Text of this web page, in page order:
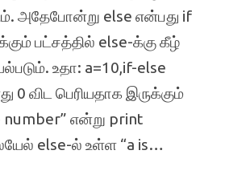
அதேபோன்று else என்பது if
பட்சத்தில் else-க்கு கீழ்
உதா: a=10,if-else
0 விட பெரியதாக இருக்கும்
number” என்று print
else-ல் உள்ள “a is…